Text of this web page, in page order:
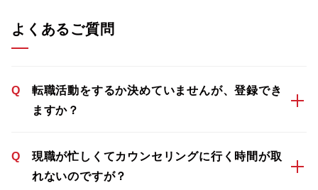
よくあるご質問
Q
転職活動をするか決めていませんが、登録でき
ますか？
Q
現職が忙しくてカウンセリングに行く時間が取
れないのですが？